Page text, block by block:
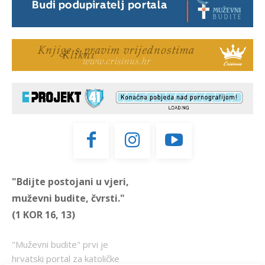
"Bdijte postojani u vjeri,
muževni budite, čvrsti."
(1 KOR 16, 13)
"Muževni budite" prvi je
hrvatski portal za katoličke